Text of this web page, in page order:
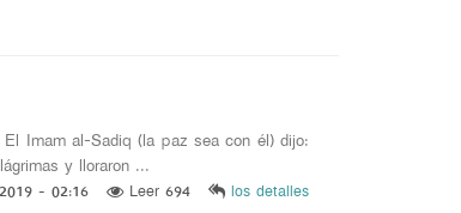
El Imam al-Sadiq (la paz sea con él) dijo:
y lloraron ...
- 02:16 Leer 694 los detalles